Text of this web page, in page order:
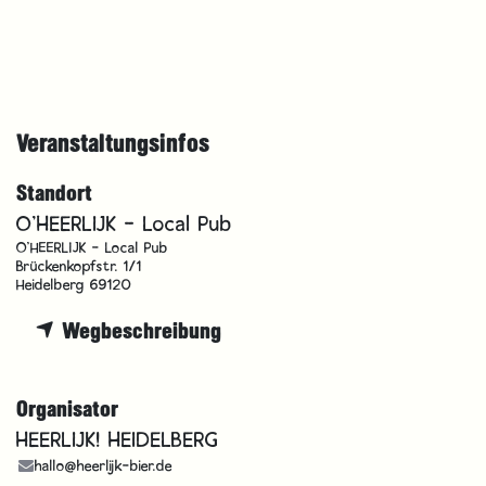
Veranstaltungsinfos
Standort
O'HEERLIJK - Local Pub
O'HEERLIJK - Local Pub
Brückenkopfstr. 1/1
Heidelberg 69120
Wegbeschreibung
Organisator
HEERLIJK! HEIDELBERG
hallo@heerlijk-bier.de